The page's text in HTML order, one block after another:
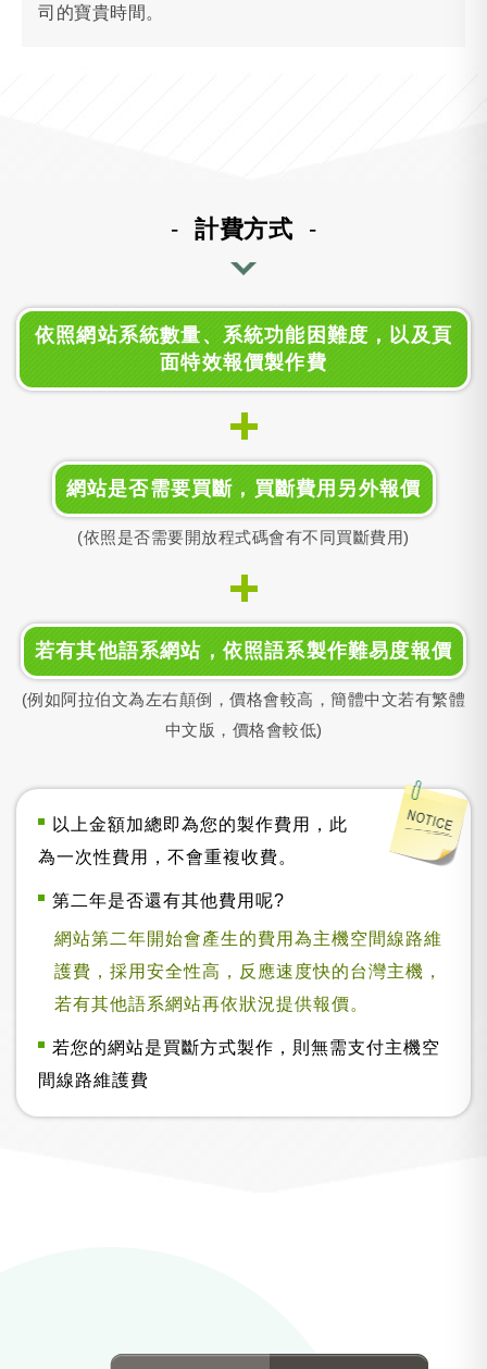
司的寶貴時間。
計費方式
依照網站系統數量、系統功能困難度，以及頁
面特效報價製作費
網站是否需要買斷，買斷費用另外報價
(依照是否需要開放程式碼會有不同買斷費用)
若有其他語系網站，依照語系製作難易度報價
(例如阿拉伯文為左右顛倒，價格會較高，簡體中文若有繁體
中文版，價格會較低)
以上金額加總即為您的製作費用，此
為一次性費用，不會重複收費。
第二年是否還有其他費用呢?
網站第二年開始會產生的費用為主機空間線路維
護費，採用安全性高，反應速度快的台灣主機，
若有其他語系網站再依狀況提供報價。
若您的網站是買斷方式製作，則無需支付主機空
間線路維護費